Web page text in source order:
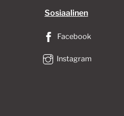
Sosiaalinen
Facebook
Instagram